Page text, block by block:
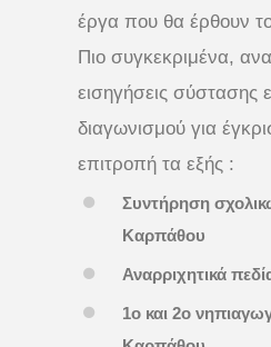
έργα που θα έρθουν
Πιο συγκεκριμένα,
εισηγήσεις σύστασης
διαγωνισμού για
επιτροπή τα εξής :
Συντήρηση
Καρπάθου
Αναρριχητικά
1ο και 2ο